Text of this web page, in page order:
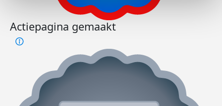
Actiepagina gemaakt